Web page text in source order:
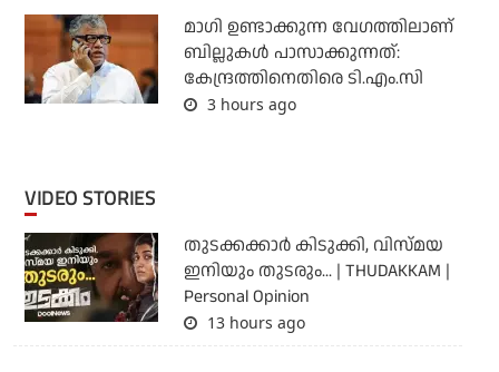
മാഗി ഉണ്ടാക്കുന്ന വേഗത്തിലാണ്
ബില്ലുകള്‍ പാസാക്കുന്നത്:
കേന്ദ്രത്തിനെതിരെ ടി.എം.സി
3 hours ago
VIDEO STORIES
തുടക്കക്കാര്‍ കിടുക്കി, വിസ്മയ
ഇനിയും തുടരും... | THUDAKKAM |
Personal Opinion
13 hours ago